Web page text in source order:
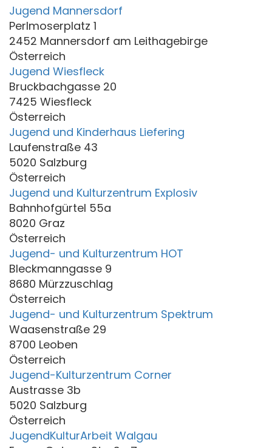
Jugend Mannersdorf
Perlmoserplatz 1
2452 Mannersdorf am Leithagebirge
Österreich
Jugend Wiesfleck
Bruckbachgasse 20
7425 Wiesfleck
Österreich
Jugend und Kinderhaus Liefering
Laufenstraße 43
5020 Salzburg
Österreich
Jugend und Kulturzentrum Explosiv
Bahnhofgürtel 55a
8020 Graz
Österreich
Jugend- und Kulturzentrum HOT
Bleckmanngasse 9
8680 Mürzzuschlag
Österreich
Jugend- und Kulturzentrum Spektrum
Waasenstraße 29
8700 Leoben
Österreich
Jugend-Kulturzentrum Corner
Austrasse 3b
5020 Salzburg
Österreich
JugendKulturArbeit Walgau